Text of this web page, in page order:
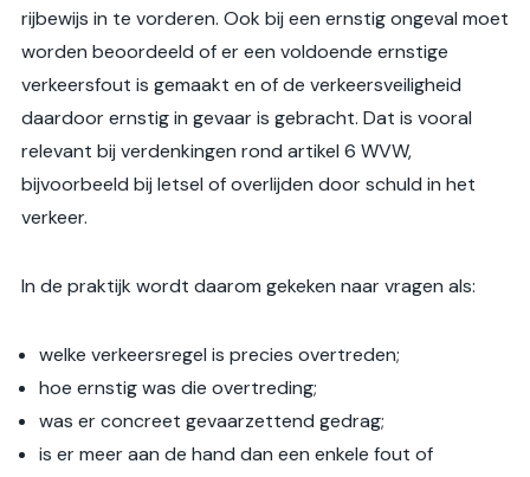
rijbewijs in te vorderen. Ook bij een ernstig ongeval moet
worden beoordeeld of er een voldoende ernstige
verkeersfout is gemaakt en of de verkeersveiligheid
daardoor ernstig in gevaar is gebracht. Dat is vooral
relevant bij verdenkingen rond artikel 6 WVW,
bijvoorbeeld bij letsel of overlijden door schuld in het
verkeer.
In de praktijk wordt daarom gekeken naar vragen als:
welke verkeersregel is precies overtreden;
hoe ernstig was die overtreding;
was er concreet gevaarzettend gedrag;
is er meer aan de hand dan een enkele fout of